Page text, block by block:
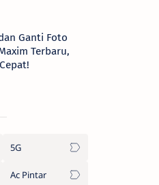
Ganti Foto
Terbaru,
5G
Ac Pintar